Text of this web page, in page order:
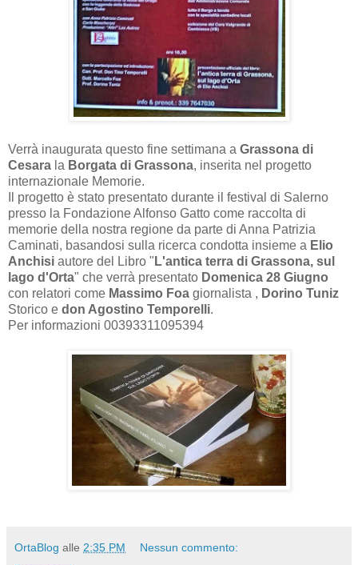
Verrà inaugurata questo fine settimana a Grassona di
Cesara la Borgata di Grassona, inserita nel progetto
internazionale Memorie.
Il progetto è stato presentato durante il festival di Salerno
presso la Fondazione Alfonso Gatto come raccolta di
memorie della nostra regione da parte di Anna Patrizia
Caminati, basandosi sulla ricerca condotta insieme a Elio
Anchisi autore del Libro " L'antica terra di Grassona, sul
lago d'Orta" che verrà presentato Domenica 28 Giugno
con relatori come Massimo Foa giornalista , Dorino Tuniz
Storico e don Agostino Temporelli.
Per informazioni 00393311095394
OrtaBlog alle 2:35 PM Nessun commento: